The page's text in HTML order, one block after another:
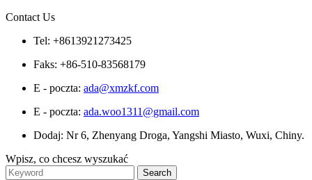
Contact Us
Tel: +8613921273425
Faks: +86-510-83568179
E - poczta: ada@xmzkf.com
E - poczta: ada.woo1311@gmail.com
Dodaj: Nr 6, Zhenyang Droga, Yangshi Miasto, Wuxi, Chiny.
Wpisz, co chcesz wyszukać